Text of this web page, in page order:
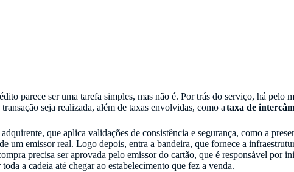
parece ser uma tarefa simples, mas não é. Por trás do serviço, há pelo
seja realizada, além de taxas envolvidas, como ataxa de
que aplica validações de consistência e segurança, como a
um emissor real. Logo depois, entra a bandeira, que fornece a
precisa ser aprovada pelo emissor do cartão, que é responsável por
a cadeia até chegar ao estabelecimento que fez a venda.